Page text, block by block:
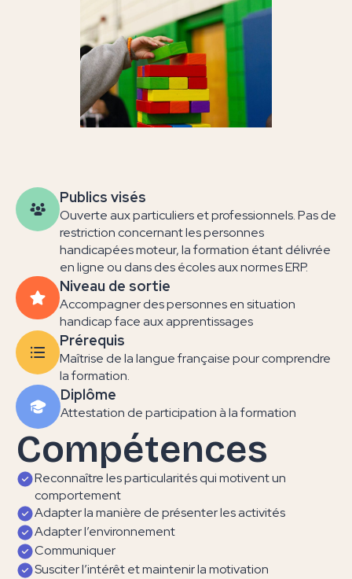
Publics visés
Ouverte aux particuliers et professionnels. Pas de
restriction concernant les personnes
handicapées moteur, la formation étant délivrée
en ligne ou dans des écoles aux normes ERP.
Niveau de sortie
Accompagner des personnes en situation
handicap face aux apprentissages
Prérequis
Maîtrise de la langue française pour comprendre
la formation.
Diplôme
Attestation de participation à la formation
Compétences
Reconnaître les particularités qui motivent un
comportement
Adapter la manière de présenter les activités
Adapter l’environnement
Communiquer
Susciter l’intérêt et maintenir la motivation